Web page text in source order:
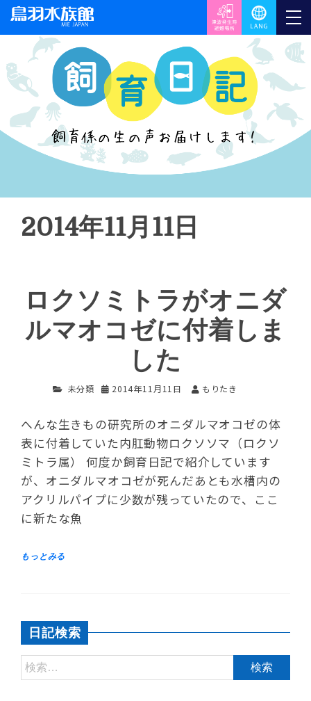
2014年11月11日
ロクソミトラがオニダ
ルマオコゼに付着しま
した
未分類 2014年11月11日 もりたき
へんな生きもの研究所のオニダルマオコゼの体
表に付着していた内肛動物ロクソソマ（ロクソ
ミトラ属） 何度か飼育日記で紹介しています
が、オニダルマオコゼが死んだあとも水槽内の
アクリルパイプに少数が残っていたので、ここ
に新たな魚
日記検索